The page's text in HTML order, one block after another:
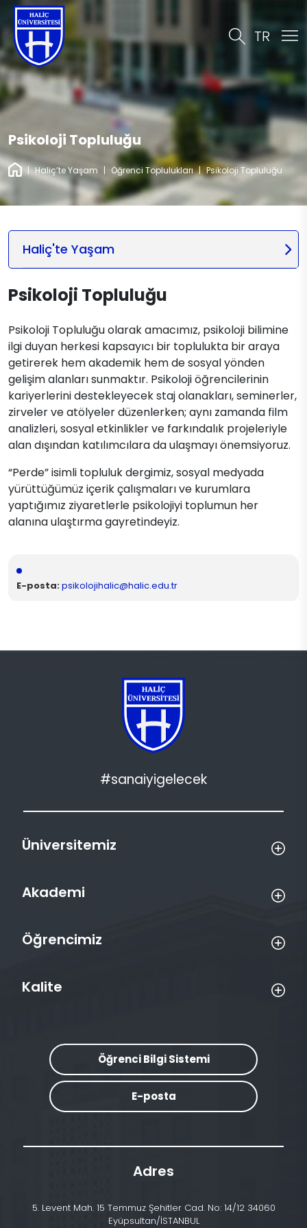
TR
Psikoloji Topluluğu
| Haliç’te Yaşam | Öğrenci Toplulukları | Psikoloji Topluluğu
Haliç'te Yaşam
Psikoloji Topluluğu
Psikoloji Topluluğu olarak amacımız, psikoloji bilimine
ilgi duyan herkesi kapsayıcı bir toplulukta bir araya
getirerek hem akademik hem de sosyal yönden
gelişim alanları sunmaktır. Psikoloji öğrencilerinin
kariyerlerini destekleyecek staj olanakları, seminerler,
zirveler ve atölyeler düzenlerken; aynı zamanda film
analizleri, sosyal etkinlikler ve farkındalık projeleriyle
alan dışından katılımcılara da ulaşmayı önemsiyoruz.
“Perde” isimli topluluk dergimiz, sosyal medyada
yürüttüğümüz içerik çalışmaları ve kurumlara
yaptığımız ziyaretlerle psikolojiyi toplumun her
alanına ulaştırma gayretindeyiz.
E-posta:psikolojihalic@halic.edu.tr
#sanaiyigelecek
Üniversitemiz
Akademi
Öğrencimiz
Kalite
Öğrenci Bilgi Sistemi
E-posta
Adres
5. Levent Mah. 15 Temmuz Şehitler Cad. No: 14/12 34060
Eyüpsultan/İSTANBUL